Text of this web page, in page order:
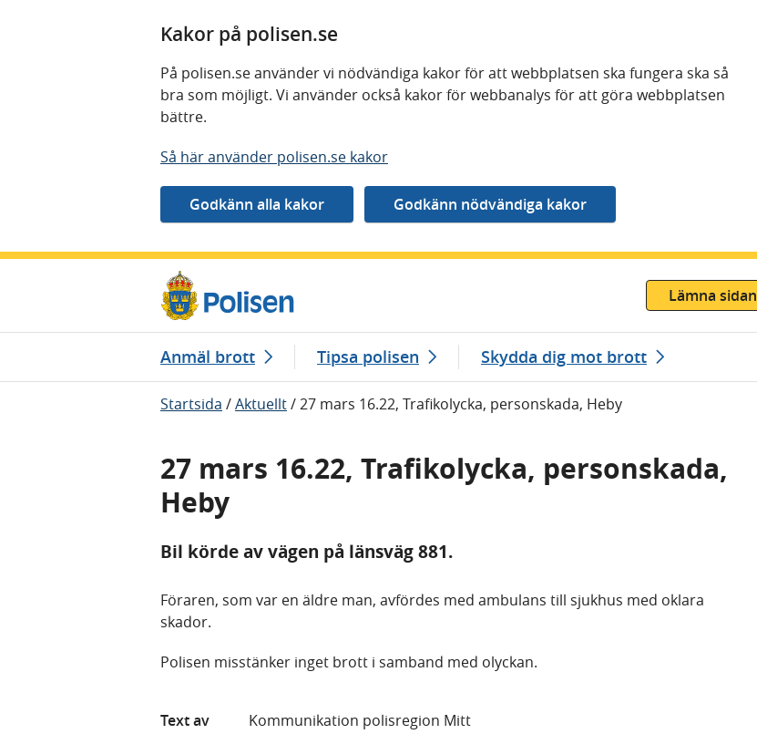
Kakor på polisen.se
På polisen.se använder vi nödvändiga kakor för att webbplatsen ska fungera ska så
bra som möjligt. Vi använder också kakor för webbanalys för att göra webbplatsen
bättre.
Så här använder polisen.se kakor
Lämna sidan
Anmäl brott Tipsa polisen Skydda dig mot brott
Startsida /Aktuellt/27 mars 16.22, Trafikolycka, personskada, Heby
27 mars 16.22, Trafikolycka, personskada,
Heby
Bil körde av vägen på länsväg 881.
Föraren, som var en äldre man, avfördes med ambulans till sjukhus med oklara
skador.
Polisen misstänker inget brott i samband med olyckan.
Text av
Kommunikation polisregion Mitt